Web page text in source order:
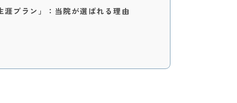
涯プラン」：当院が選ばれる理由